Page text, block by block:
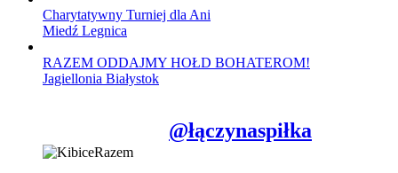
Charytatywny Turniej dla Ani
Miedź Legnica
RAZEM ODDAJMY HOŁD BOHATEROM!
Jagiellonia Białystok
@łączynaspiłka